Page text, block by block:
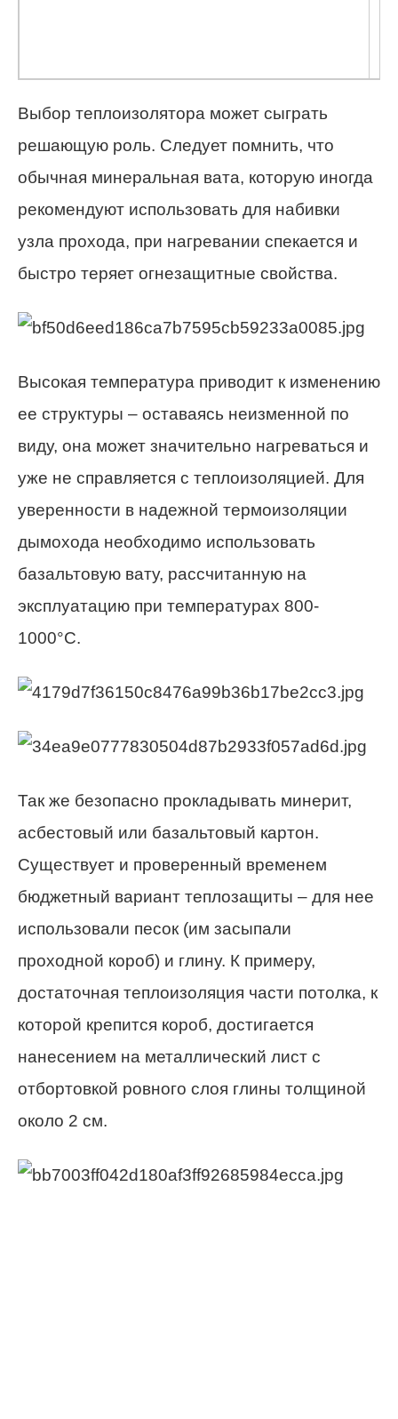
Выбор теплоизолятора может сыграть
решающую роль. Следует помнить, что
обычная минеральная вата, которую иногда
рекомендуют использовать для набивки
узла прохода, при нагревании спекается и
быстро теряет огнезащитные свойства.
Высокая температура приводит к изменению
ее структуры – оставаясь неизменной по
виду, она может значительно нагреваться и
уже не справляется с теплоизоляцией. Для
уверенности в надежной термоизоляции
дымохода необходимо использовать
базальтовую вату, рассчитанную на
эксплуатацию при температурах 800-
1000°С.
Так же безопасно прокладывать минерит,
асбестовый или базальтовый картон.
Существует и проверенный временем
бюджетный вариант теплозащиты – для нее
использовали песок (им засыпали
проходной короб) и глину. К примеру,
достаточная теплоизоляция части потолка, к
которой крепится короб, достигается
нанесением на металлический лист с
отбортовкой ровного слоя глины толщиной
около 2 см.